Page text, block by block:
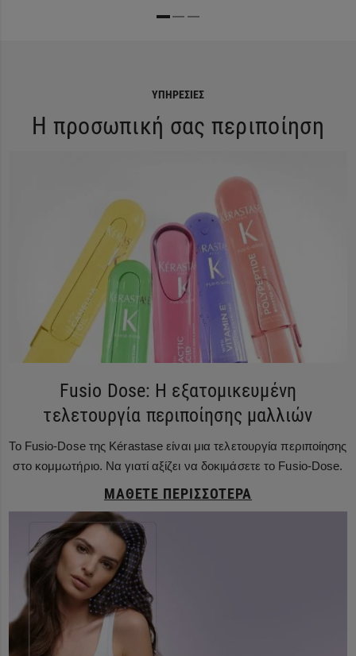
ΥΠΗΡΕΣΊΕΣ
Η προσωπική σας περιποίηση
Fusio Dose: Η εξατομικευμένη
τελετουργία περιποίησης μαλλιών
Το Fusio-Dose της Kérastase είναι μια τελετουργία περιποίησης
στο κομμωτήριο. Να γιατί αξίζει να δοκιμάσετε το Fusio-Dose.
ΜΆΘΕΤΕ ΠΕΡΙΣΣΌΤΕΡΑ